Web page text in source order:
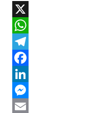
X
W
h
a
t
s
T
e
e
F
a
c
L
M